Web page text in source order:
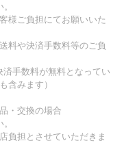
様ご負担にてお願いいた
料や決済手数料等のご負
済手数料が無料となってい
含みます）
・交換の場合
負担とさせていただきま